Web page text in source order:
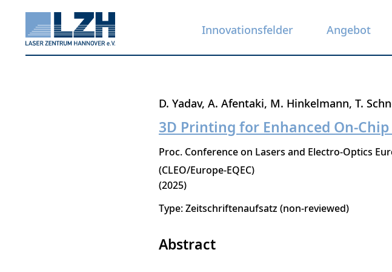
Innovationsfelder Angebot
D. Yadav A. Afentaki M. Hinkelmann T.
3D Printing for Enhanced On-
Proc. Conference on Lasers and Electro-Optics
(CLEO/Europe-EQEC)
2025
Type: Zeitschriftenaufsatz (non-reviewed)
Abstract